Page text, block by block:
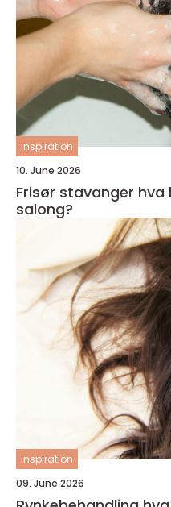
inspiration
10. June 2026
Frisør stavanger hva kjennetegner en god
salong?
inspiration
09. June 2026